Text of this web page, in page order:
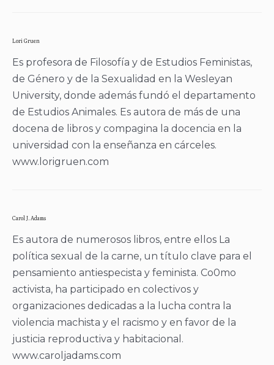
Lori Gruen
Es profesora de Filosofía y de Estudios Feministas,
de Género y de la Sexualidad en la Wesleyan
University, donde además fundó el departamento
de Estudios Animales. Es autora de más de una
docena de libros y compagina la docencia en la
universidad con la enseñanza en cárceles.
www.lorigruen.com
Carol J. Adams
Es autora de numerosos libros, entre ellos La
política sexual de la carne, un título clave para el
pensamiento antiespecista y feminista. Co0mo
activista, ha participado en colectivos y
organizaciones dedicadas a la lucha contra la
violencia machista y el racismo y en favor de la
justicia reproductiva y habitacional.
www.caroljadams.com